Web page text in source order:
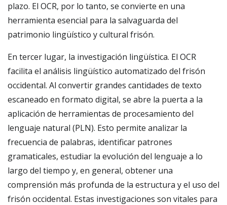
plazo. El OCR, por lo tanto, se convierte en una
herramienta esencial para la salvaguarda del
patrimonio lingüístico y cultural frisón.
En tercer lugar, la investigación lingüística. El OCR
facilita el análisis lingüístico automatizado del frisón
occidental. Al convertir grandes cantidades de texto
escaneado en formato digital, se abre la puerta a la
aplicación de herramientas de procesamiento del
lenguaje natural (PLN). Esto permite analizar la
frecuencia de palabras, identificar patrones
gramaticales, estudiar la evolución del lenguaje a lo
largo del tiempo y, en general, obtener una
comprensión más profunda de la estructura y el uso del
frisón occidental. Estas investigaciones son vitales para